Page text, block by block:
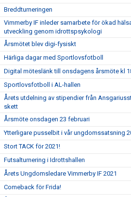
Breddturneringen
Vimmerby IF inleder samarbete för ökad
utveckling genom idrottspsykologi
Årsmötet blev digi-fysiskt
Härliga dagar med Sportlovsfotboll
Digital möteslänk till onsdagens årsmöte kl
Sportlovsfotboll i AL-hallen
Årets utdelning av stipendier från
skett
Årsmöte onsdagen 23 februari
Ytterligare pusselbit i vår ungdomssatsning
Stort TACK för 2021!
Futsalturnering i Idrottshallen
Årets Ungdomsledare Vimmerby IF 2021
Comeback för Frida!